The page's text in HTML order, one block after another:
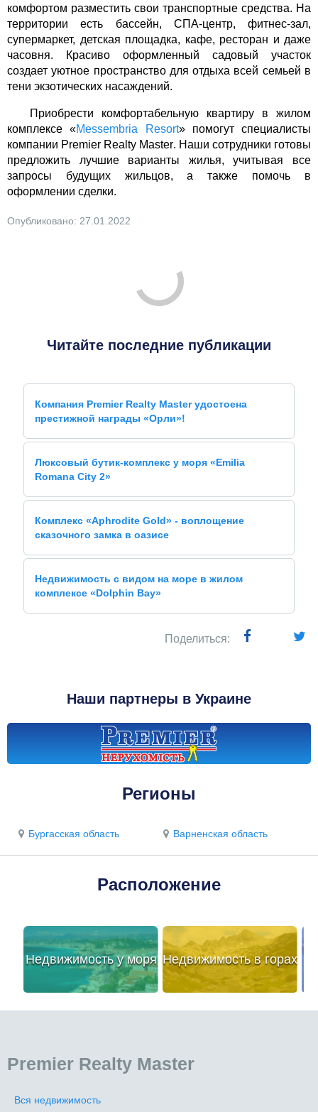
комфортом разместить свои транспортные средства. На
территории есть бассейн, СПА-центр, фитнес-зал,
супермаркет, детская площадка, кафе, ресторан и даже
часовня. Красиво оформленный садовый участок
создает уютное пространство для отдыха всей семьей в
тени экзотических насаждений.
Приобрести комфортабельную квартиру в жилом
комплексе «Messembria Resort» помогут специалисты
компании Premier Realty Master. Наши сотрудники готовы
предложить лучшие варианты жилья, учитывая все
запросы будущих жильцов, а также помочь в
оформлении сделки.
Опубликовано: 27.01.2022
Читайте последние публикации
Компания Premier Realty Master удостоена
престижной награды «Орли»!
Люксовый бутик-комплекс у моря «Emilia
Romana City 2»
Комплекс «Aphrodite Gold» - воплощение
сказочного замка в оазисе
Недвижимость с видом на море в жилом
комплексе «Dolphin Bay»
Поделиться:
Наши партнеры в Украине
Регионы
Бургасская область Варненская область
Расположение
Недвижимость у моря Недвижимость в горах
Premier Realty Master
Вся недвижимость